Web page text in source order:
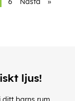
ljus!